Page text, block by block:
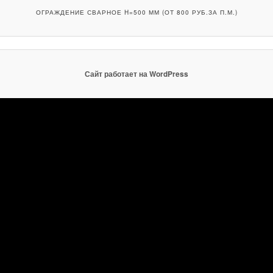
ОГРАЖДЕНИЕ СВАРНОЕ H=500 ММ (ОТ 800 РУБ.ЗА П.М.)
Сайт работает на WordPress